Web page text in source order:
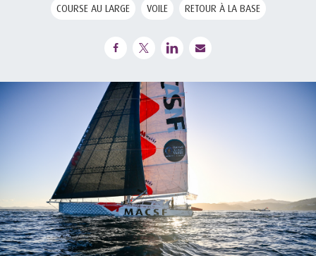
COURSE AU LARGE VOILE RETOUR À LA BASE